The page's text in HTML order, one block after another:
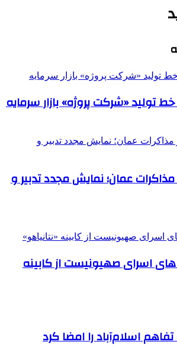
تولید «شرکت پروژه» بازار سرمایه
مذاکرات عمان؛ نمایش مجدد تدبیر و
اسرای صهیونیست از کابینه
اسلام‌آباد را امضا کرد